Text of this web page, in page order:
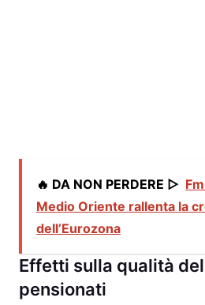
🔥 DA NON PERDERE ▷
Medio Oriente rallenta la
dell’Eurozona
Effetti sulla qualità
pensionati